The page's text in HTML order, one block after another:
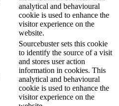
analytical and behavioural
cookie is used to enhance the
visitor experience on the
website.
Sourcebuster sets this cookie
to identify the source of a visit
and stores user action
information in cookies. This
analytical and behavioural
cookie is used to enhance the
visitor experience on the